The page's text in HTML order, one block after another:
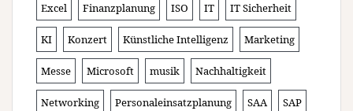
Excel Finanzplanung ISO IT IT Sicherheit
KI Konzert Künstliche Intelligenz Marketing
Messe Microsoft musik Nachhaltigkeit
Networking Personaleinsatzplanung SAA SAP